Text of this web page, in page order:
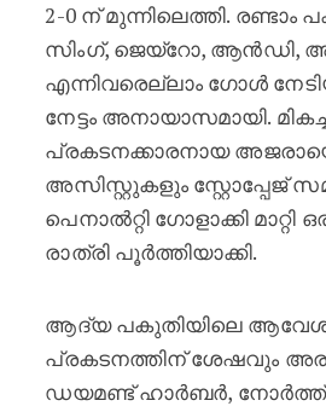
2-0 ന് മുന്നിലെത്തി.
സിംഗ്, ജെയ്‌റോ, ആൻഡി,
എന്നിവരെല്ലാം ഗോൾ
നേട്ടം അനായാസമായി.
പ്രകടനക്കാരനായ
അസിസ്റ്റുകളും സ്റ്റോപ്പേജ്
പെനാൽറ്റി ഗോളാക്കി
രാത്രി പൂർത്തിയാക്കി.
ആദ്യ പകുതിയിലെ
പ്രകടനത്തിന് ശേഷവും
ഡയമണ്ട് ഹാർബർ, നോർത്ത്